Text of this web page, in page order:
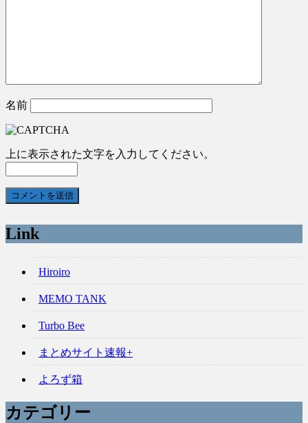
名前
上に表示された文字を入力してください。
Link
Hiroiro
MEMO TANK
Turbo Bee
まとめサイト速報+
よろず箱
カテゴリー